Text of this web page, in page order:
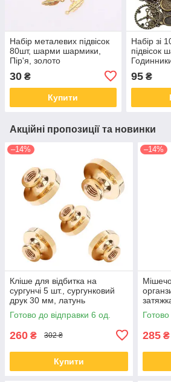
Набір металевих підвісок
80шт, шарми шармики,
Пір'я, золото
30 ₴
Купити
Набір зі
підвісок
95₴
Акційні пропозиції та новинки
–14%
Кліше для відбитка на
сургунчі 5 шт., сургунковий
друк 30 мм, латунь
Готово до відправки 6 од.
260 ₴ 302 ₴
Купити
–14%
285 ₴